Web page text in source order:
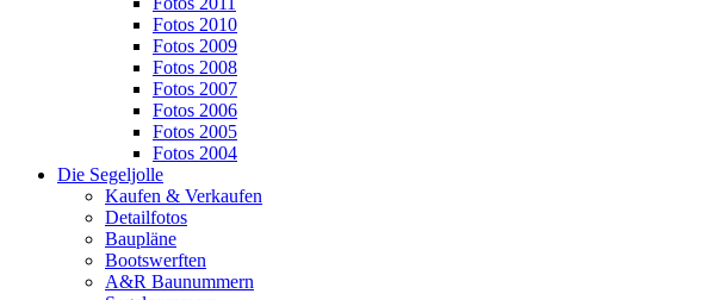
Fotos 2010
Fotos 2009
Fotos 2008
Fotos 2007
Fotos 2006
Fotos 2005
Fotos 2004
Die Segeljolle
Kaufen & Verkaufen
Detailfotos
Baupläne
Bootswerften
A&R Baunummern